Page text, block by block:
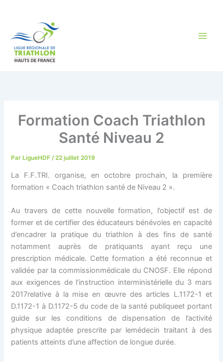
Formation Coach Triathlon
Santé Niveau 2
ParLigueHDF /22 juillet 2019
La F.F.TRI. organise, en octobre prochain, la première
formation « Coach triathlon santé de Niveau 2 ».
Au travers de cette nouvelle formation, l’objectif est de
former et de certifier des éducateurs bénévoles en capacité
d’encadrer la pratique du triathlon à des fins de santé
notamment auprès de pratiquants ayant reçu une
prescription médicale. Cette formation a été reconnue et
validée par la commissionmédicale du CNOSF. Elle répond
aux exigences de l’instruction interministérielle du 3 mars
2017relative à la mise en œuvre des articles L.1172-1 et
D.1172-1 à D.1172-5 du code de la santé publiqueet portant
guide sur les conditions de dispensation de l’activité
physique adaptée prescrite par lemédecin traitant à des
patients atteints d’une affection de longue durée.